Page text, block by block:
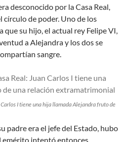
desconocido por la Casa Real,
de poder. Uno de los
que su hijo, el actual rey Felipe VI,
a Alejandra y los dos se
sangre.
I tiene una hija llamada Alejandra fruto de
padre era el jefe del Estado, hubo
emérito intentó entonces